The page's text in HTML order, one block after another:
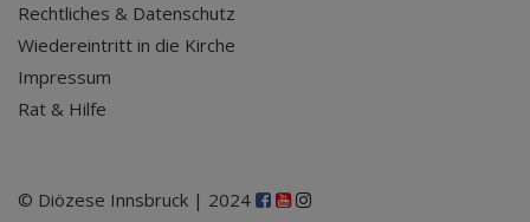
Rechtliches & Datenschutz
Wiedereintritt in die Kirche
Impressum
Rat & Hilfe
© Diözese Innsbruck | 2024